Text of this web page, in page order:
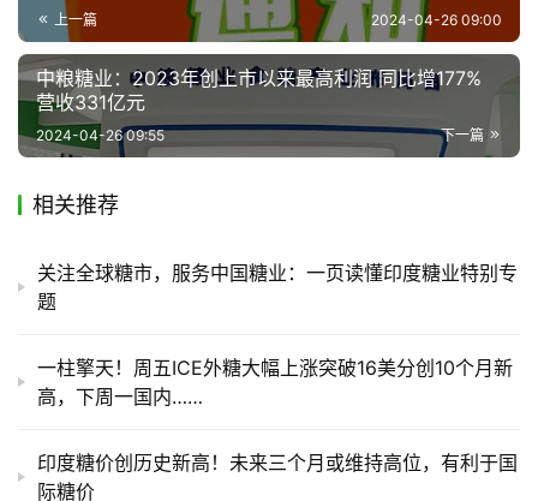
产
业
链
产
储
运
上一篇 2024-04-26 09:00
中粮糖业：2023年创上市以来最高利润 同比增177%
营收331亿元
下一篇
2024-04-26 09:55
相关推荐
关注全球糖市，服务中国糖业：一页读懂印度糖业特别专
题
一柱擎天！周五ICE外糖大幅上涨突破16美分创10个月新
高，下周一国内……
印度糖价创历史新高！未来三个月或维持高位，有利于国
际糖价